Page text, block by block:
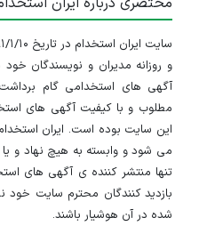
و روزانه مدیران و نویسندگان
آگهی های استخدامی گام
مطلوب و با کیفیت آگهی های
این سایت بوده است. ایران
می شود و وابسته به هیچ نهاد و
تنها منتشر کننده ی آگهی های
بازدید کنندگان محترم سایت
شده در آن هوشیار باشند.